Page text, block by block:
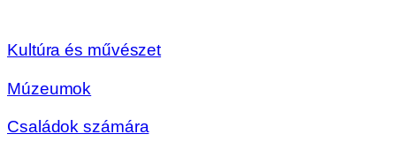
Kultúra és művészet
Múzeumok
Családok számára